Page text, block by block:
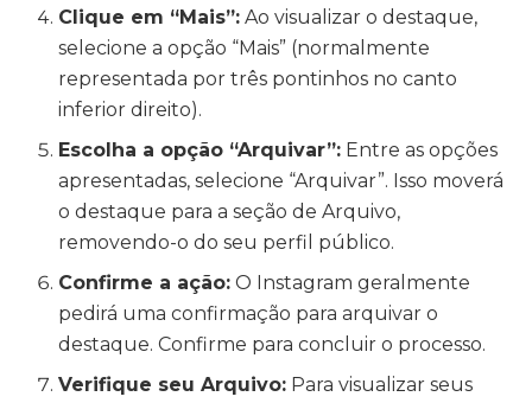
Clique em “Mais”: Ao visualizar o destaque,
selecione a opção “Mais” (normalmente
representada por três pontinhos no canto
inferior direito).
Escolha a opção “Arquivar”: Entre as opções
apresentadas, selecione “Arquivar”. Isso moverá
o destaque para a seção de Arquivo,
removendo-o do seu perfil público.
Confirme a ação: O Instagram geralmente
pedirá uma confirmação para arquivar o
destaque. Confirme para concluir o processo.
Verifique seu Arquivo: Para visualizar seus